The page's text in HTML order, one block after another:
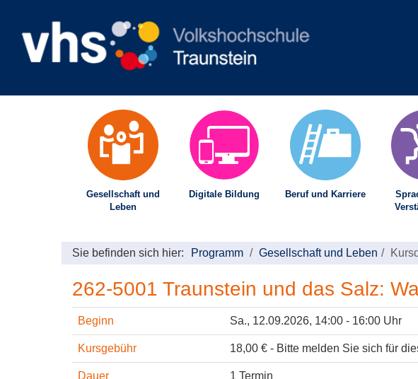
Gesellschaft und
Leben
Digitale Bildung Beruf und Karriere
Sie befinden sich hier: Programm Gesellschaft und Leben
262-5001 Traunstein und das Salz:
Beginn Sa., 12.09.2026, 14:00 - 16:00 Uhr
Kursgebühr 18,00 € - Bitte melden Sie sich für
Dauer 1 Termin